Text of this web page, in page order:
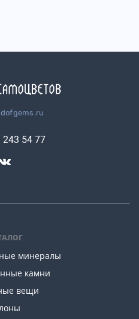
минералы
камни
вещи
243 54 77